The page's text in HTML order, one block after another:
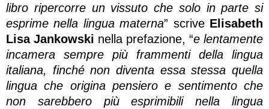
libro ripercorre un vissuto che solo in parte si
esprime nella lingua materna” scrive Elisabeth
Lisa Jankowski nella prefazione, “e lentamente
incamera sempre più frammenti della lingua
italiana, finché non diventa essa stessa quella
lingua che origina pensiero e sentimento che
non sarebbero più esprimibili nella lingua